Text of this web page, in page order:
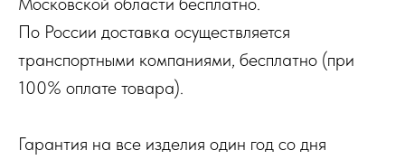
По России доставка осуществляется
транспортными компаниями, бесплатно (при
100% оплате товара).
Гарантия на все изделия один год со дня